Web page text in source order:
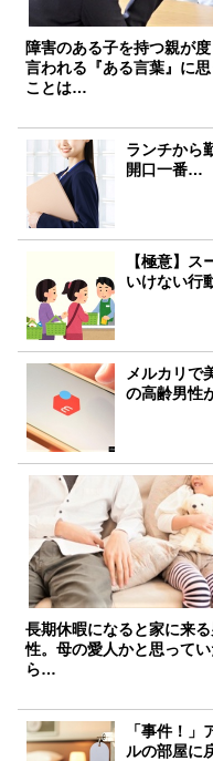
障害のある子を持つ親が度
言われる『ある言葉』に思
ことは…
ランチから
開口一番…
【極意】
いけない行
メルカリで
の高齢男性
長期休暇になると家に来る
性。母の愛人かと思ってい
ら…
「事件！
ルの部屋に